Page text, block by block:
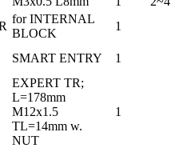
for INTERNAL
BLOCK
1
SMART ENTRY 1
EXPERT TR;
L=178mm
M12x1.5
TL=14mm w.
NUT
1